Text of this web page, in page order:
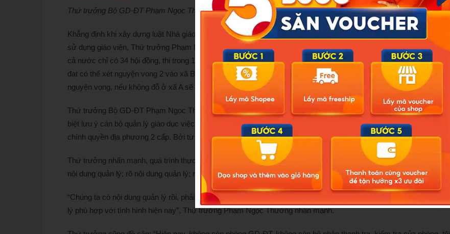
Thứ trưởng Bộ GD-ĐT Phạm Ngọc Thưởng phát biểu tại hội nghị. Ảnh: Văn Mạnh.
Khẳng định khi xây dựng luật Nhà giáo, Bộ GD-ĐT đã chủ trương giảm trung gian, giảm đầu mối trong tuyển dụng,
sử dụng giáo viên, Thứ trưởng Phạm Ngọc Thưởng cho rằng, khi giao việc tuyển dụng giáo viên cho Sở GD-ĐT thì
cả nước chỉ có 34 hội đồng, thi trong 1 ngày và mỗi ứng viên sẽ có “n nguyện vọng”. Nguyện vọng 1 vào xã A không
đạt có thể xét nguyện vọng 2 vào xã B… Cơ hội thi tuyển của cử nhân sư phạm sẽ tăng thêm thay vì chỉ có 1
nguyện vọng, nếu không đỗ ở xã A sẽ phải chờ xã B thi tuyển để thi lại.
Thứ trưởng Bộ GD-ĐT Phạm Ngọc Thưởng nhận định, thời gian tới, ngành Giáo dục còn nhiều việc cần làm và đặc
biệt lưu ý cán bộ quản lý giáo dục việc nghiên cứu các tài liệu hướng dẫn của Bộ về thực hiện quản lý giáo dục theo
chính quyền địa phương 2 cấp. Bởi từ đó mới tổ chức, thực hiện, triển khai đúng, đủ, kịp thời các vấn đề.
Thứ trưởng nhấn mạnh, quá trình thực hiện phải trên tinh thần: Không bỏ trống nội dung quản lý; không chồng chéo
nội dung quản lý; rõ nội dung quản lý; rõ phương pháp quản lý.
“Chúng ta có nội dung quản lý rồi, phải có phương pháp và phải đổi mới tư duy quản trị, phương pháp lãnh đạo quản
lý phù hợp với tình hình hiện nay”, Thứ trưởng Phạm Ngọc Thưởng nhấn mạnh.